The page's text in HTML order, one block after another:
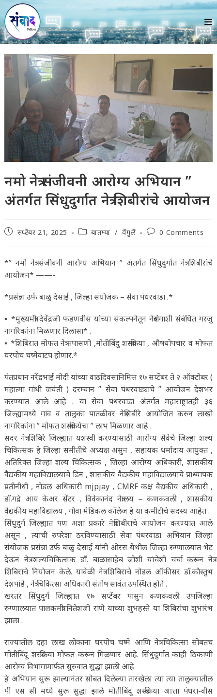
Skip
to
content
नमो नेत्र संजीवनी आरोग्य अभियान ”
अंतर्गत सिंधुदुर्गात नेत्र शिबीरांचे आयोजन
Postसप्टेंबर 21, 2025
Postबातम्या / वेंगुर्ले
Post0 Comments
*” नमो नेत्र संजीवनी आरोग्य अभियान ” अंतर्गत सिंधुदुर्गात नेत्र शिबीरांचे
आयोजन* ——-
*प्रसंन्ना उर्फ बाळु देसाई , जिल्हा संयोजक – सेवा पंधरवाडा .*
▪️ *मुख्यमंत्री देवेंद्रजी फडणवीस यांच्या संकल्पनेतून नेत्ररोगाशी संबंधित गरजु
नागरिकांना मिळणार दिलासा* .
▪️ *शिबिरात मोफत नेत्र तपासणी ,मोतीबिंदु शस्त्रक्रिया , औषधोपचार व मोफत
घरपोच चष्मेवाटप होणार.*
पंतप्रधान नरेंद्रभाई मोदी यांच्या वाढदिवसानिमित्त १७ सप्टेंबर ते २ ऑक्टोबर (
महात्मा गांधी जयंती ) दरम्यान ” सेवा पंधरवाड्याचे ” आयोजन देशभर
करण्यात आले आहे . या सेवा पंधरवाडा अंतर्गत महाराष्ट्रातही ३६
जिल्ह्यामध्ये गाव व तालुका पातळीवर नेत्रशिबीरे आयोजित करुन लाखो
नागरिकांना ” मोफत शस्त्रक्रियेचा ” लाभ मिळणार आहे .
सदर नेत्र शिबिरे जिल्ह्यात यशस्वी करण्यासाठी आरोग्य सेवेचे जिल्हा शल्य
चिकित्सक हे जिल्हा समीतीचे अध्यक्ष असुन , सहायक धर्मादाय आयुक्त ,
अतिरिक्त जिल्हा शल्य चिकित्सक , जिल्हा आरोग्य अधिकारी, शासकीय
वैद्यकीय महाविद्यालयाचे डिन , शासकीय वैद्यकीय महाविद्यालयाचे प्राध्यापक
प्रतीनीधी , नोडल अधिकारी mjpjay , CMRF कक्ष वैद्यकीय अधिकारी ,
डाॅ.गद्रे आय केअर सेंटर , विवेकानंद नेत्रालय – कणकवली , शासकीय
वैद्यकीय महाविद्यालय , गोवा मेडिकल कॉलेज हे या कमीटीचे सदस्य आहेत .
सिंधुदुर्ग जिल्ह्यात पण अशा प्रकारे नेत्रशिबीरांचे आयोजन करण्यात आले
असून , त्याची रुपरेशा ठरविण्यासाठी सेवा पंधरवाडा अभियान जिल्हा
संयोजक प्रसंन्ना उर्फ बाळु देसाई यांनी ओरस येथील जिल्हा रुग्णालयात भेट
देऊन नेत्र शल्यचिकित्सक डॉ. बाळासाहेब जोशी यांचेशी चर्चा करून नेत्र
शिबिरांचे नियोजन केले. यावेळी नेत्र शिबिराचे नोडल ऑफीसर डाॅ.कौस्तुभ
देशपांडे , नेत्र चिकित्सा अधिकारी संतोष सावंत उपस्थित होते .
खरतर सिंधुदुर्ग जिल्ह्यात १७ सप्टेंबर पासुन कणकवली उपजिल्हा
रुग्णालयात पालकमंत्री नितेशजी राणे यांच्या शुभहस्ते या शिबिरांचा शुभारंभ
झाला .
राज्यातील दहा लाख लोकांना घरपोच चष्मे आणि नेत्र चिकित्सा सोबतच
मोतीबिंदू शस्त्रक्रिया मोफत करून मिळणार आहे. सिंधुदुर्गात काही ठिकाणी
आरोग्य विभागामार्फत सुरुवात सुद्धा झाली आहे
हे अभियान सुरू झाल्यानंतर सोबत दिलेल्या तारखेला त्या त्या तालुक्यातील
पी एस सी मध्ये सुरू सुद्धा झाले मोतीबिंदू शस्त्रक्रिया आत्ता पंधरा-वीस